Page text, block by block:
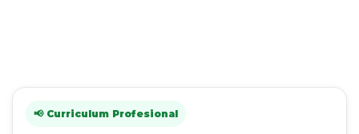
📢 Curriculum Profesional